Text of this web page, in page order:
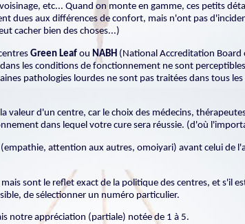
etc... Quand on monte en gamme, ces petits
dues aux différences de confort, mais n'ont pas
cacher bien des choses...)
Green Leaf ou NABH (National Accreditation Board
les conditions de fonctionnement ne sont
pathologies lourdes ne sont pas traitées dans tous
valeur d'un centre, car le choix des médecins,
dans lequel votre cure sera réussie. (d'où
attention aux autres, omoiyari) avant celui de
sont le reflet exact de la politique des centres, et s'il
de sélectionner un numéro particulier.
notre appréciation (partiale) notée de 1 à 5.